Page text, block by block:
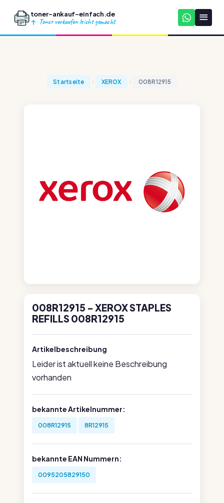
toner-ankauf-einfach.de
Toner verkaufen leicht gemacht
Startseite XEROX 008R12915
008R12915 - XEROX STAPLES
REFILLS 008R12915
Artikelbeschreibung
Leider ist aktuell keine Beschreibung
vorhanden
bekannte Artikelnummer:
008R12915 8R12915
bekannte EAN Nummern:
0095205829150